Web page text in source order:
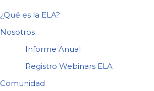
¿Qué es la ELA?
Nosotros
Informe Anual
Registro Webinars ELA
Comunidad